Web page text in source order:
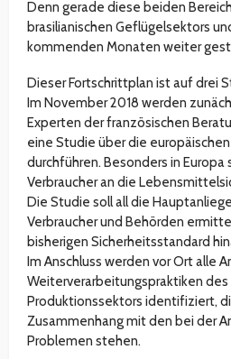
Denn gerade diese beiden
brasilianischen Geflügelsektors
kommenden Monaten weiter
Dieser Fortschrittplan ist auf drei
Im November 2018 werden
Experten der französischen
eine Studie über die
durchführen. Besonders in Europa
Verbraucher an die
Die Studie soll all die
Verbraucher und Behörden
bisherigen Sicherheitsstandard
Im Anschluss werden vor Ort alle
Weiterverarbeitungspraktiken des
Produktionssektors identifiziert,
Zusammenhang mit den bei der
Problemen stehen.